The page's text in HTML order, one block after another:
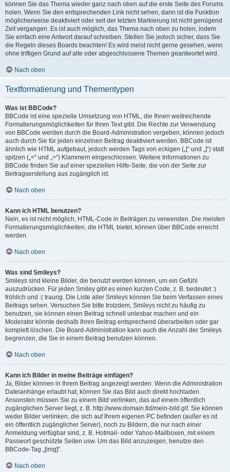
können Sie das Thema wieder ganz nach oben auf die erste Seite des Forums
holen. Wenn Sie den entsprechenden Link nicht sehen, dann ist die Funktion
möglicherweise deaktiviert oder seit der letzten Markierung ist nicht genügend
Zeit vergangen. Es ist auch möglich, das Thema nach oben zu holen, indem
Sie einfach eine Antwort darauf schreiben. Stellen Sie jedoch sicher, dass Sie
die Regeln dieses Boards beachten! Es wird meist nicht gerne gesehen, wenn
ohne triftigen Grund auf alte oder abgeschlossene Themen geantwortet wird.
Nach oben
Textformatierung und Thementypen
Was ist BBCode?
BBCode ist eine spezielle Umsetzung von HTML, die Ihnen weitreichende
Formatierungsmöglichkeiten für Ihren Text gibt. Die Rechte zur Verwendung
von BBCode werden durch die Board-Administration vergeben, können jedoch
auch durch Sie für jeden einzelnen Beitrag deaktiviert werden. BBCode ist
ähnlich wie HTML aufgebaut, jedoch werden Tags von eckigen („[“ und „]“) statt
spitzen („<“ und „>“) Klammern eingeschlossen. Weitere Informationen zu
BBCode finden Sie auf einer speziellen Hilfe-Seite, die von der Seite zur
Beitragserstellung aus zugänglich ist.
Nach oben
Kann ich HTML benutzen?
Nein, es ist nicht möglich, HTML-Code in Beiträgen zu verwenden. Die meisten
Formatierungsmöglichkeiten, die HTML bietet, können über BBCode erreicht
werden.
Nach oben
Was sind Smileys?
Smileys sind kleine Bilder, die benutzt werden können, um ein Gefühl
auszudrücken. Für jeden Smiley gibt es einen kurzen Code, z. B. bedeutet :)
fröhlich und :( traurig. Die Liste aller Smileys können Sie beim Verfassen eines
Beitrags sehen. Versuchen Sie bitte trotzdem, Smileys nicht zu häufig zu
benutzen, sie können einen Beitrag schnell unlesbar machen und ein
Moderator könnte deshalb Ihren Beitrag entsprechend überarbeiten oder gar
komplett löschen. Die Board-Administration kann auch die Anzahl der Smileys
begrenzen, die Sie in einem Beitrag benutzen können.
Nach oben
Kann ich Bilder in meine Beiträge einfügen?
Ja, Bilder können in Ihrem Beitrag angezeigt werden. Wenn die Administration
Dateianhänge erlaubt hat, können Sie das Bild auch direkt hochladen.
Ansonsten müssen Sie zu einem Bild verlinken, das auf einem öffentlich
zugänglichen Server liegt, z. B. http://www.domain.tld/mein-bild.gif. Sie können
weder Bilder verlinken, die sich auf Ihrem eigenen PC befinden (außer es ist
ein öffentlich zugänglicher Server), noch zu Bildern, die nur nach einer
Anmeldung verfügbar sind, z. B. Hotmail- oder Yahoo-Mailboxen, mit einem
Passwort geschützte Seiten usw. Um das Bild anzuzeigen, benutze den
BBCode-Tag „[img]“.
Nach oben